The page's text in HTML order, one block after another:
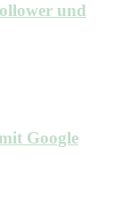
und
Google